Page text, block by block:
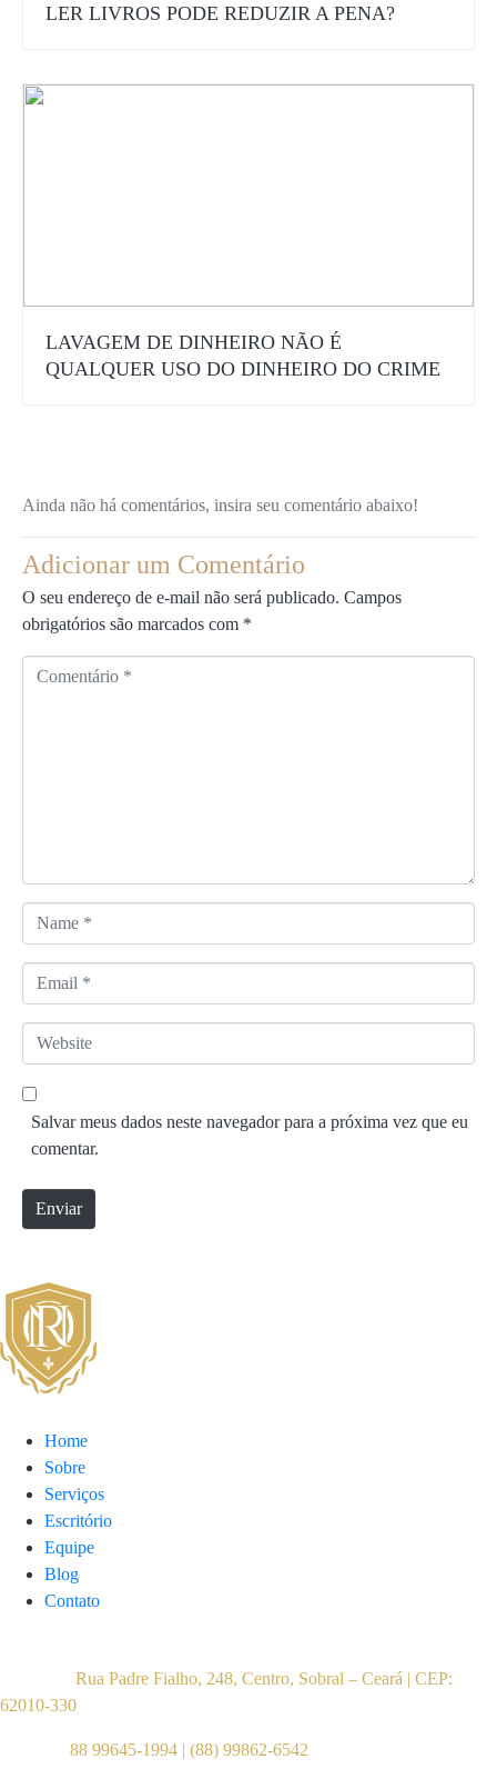
LER LIVROS PODE REDUZIR A PENA?
LAVAGEM DE DINHEIRO NÃO É
QUALQUER USO DO DINHEIRO DO CRIME
Ainda não há comentários, insira seu comentário abaixo!
Adicionar um Comentário
O seu endereço de e-mail não será publicado. Campos
obrigatórios são marcados com *
i
o
a
m
*
m
a
*
W
e
b
e
Salvar meus dados neste navegador para a próxima vez que eu
comentar.
Enviar
Home
Sobre
Serviços
Escritório
Equipe
Blog
Contato
Rua Padre Fialho, 248, Centro, Sobral – Ceará | CEP:
62010-330
88 99645-1994 | (88) 99862-6542